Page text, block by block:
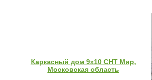
Каркасный дом 9х10 СНТ Мир,
Московская область